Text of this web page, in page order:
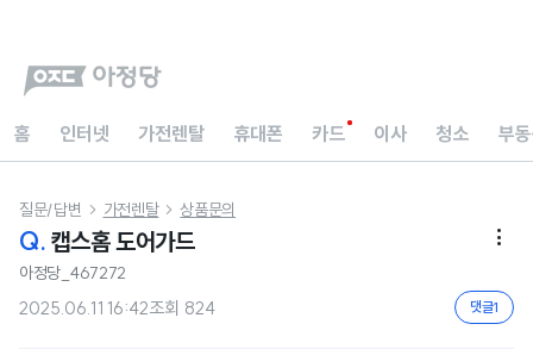
홈 인터넷 가전렌탈 휴대폰 카드 이사 청소 부
질문/답변  가전렌탈  상품문의
Q. 캡스홈 도어가드 
아정당_467272
2025.06.11 16:42조회 824 댓글1